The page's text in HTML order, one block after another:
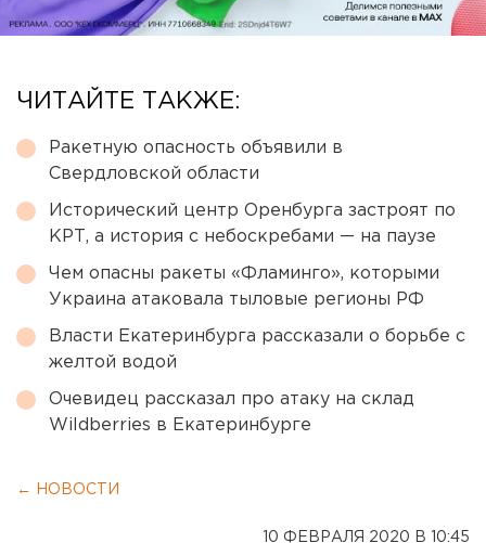
ЧИТАЙТЕ ТАКЖЕ:
Ракетную опасность объявили в
Свердловской области
Исторический центр Оренбурга застроят по
КРТ, а история с небоскребами — на паузе
Чем опасны ракеты «Фламинго», которыми
Украина атаковала тыловые регионы РФ
Власти Екатеринбурга рассказали о борьбе с
желтой водой
Очевидец рассказал про атаку на склад
Wildberries в Екатеринбурге
← НОВОСТИ
10 ФЕВРАЛЯ 2020 В 10:45